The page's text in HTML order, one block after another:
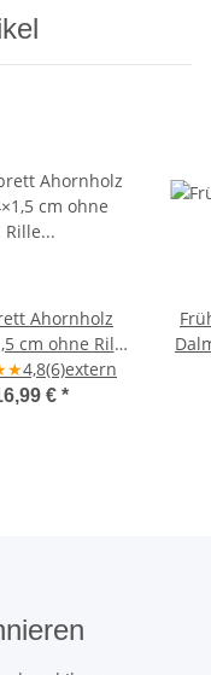
Ahornholz
cm ohne Rille
Glück ist
ganz klein" –
★4,8(6)extern
€ *